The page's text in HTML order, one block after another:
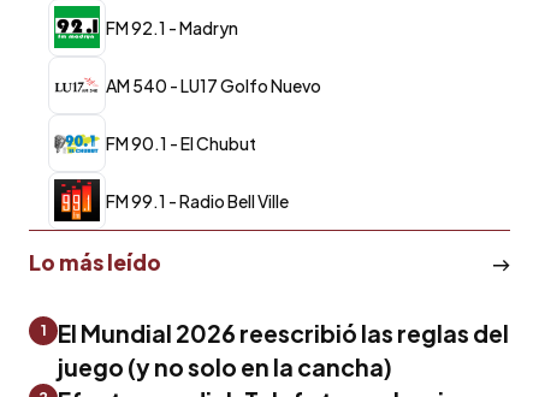
FM 92.1 - Madryn
AM 540 - LU17 Golfo Nuevo
FM 90.1 - El Chubut
FM 99.1 - Radio Bell Ville
Lo más leído
1
El Mundial 2026 reescribió las reglas del
juego (y no solo en la cancha)